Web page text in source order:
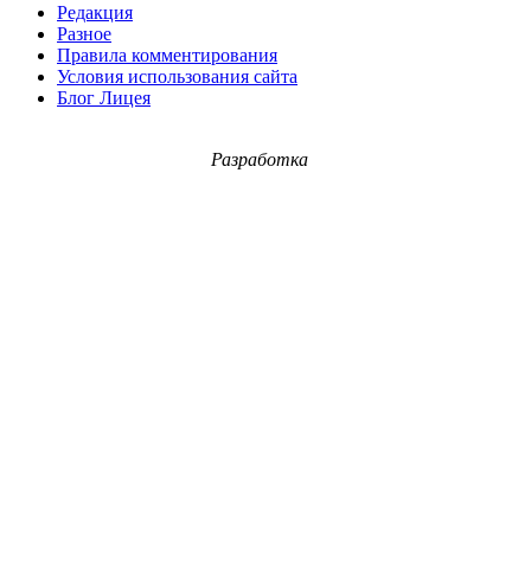
Редакция
Разное
Правила комментирования
Условия использования сайта
Блог Лицея
Разработка